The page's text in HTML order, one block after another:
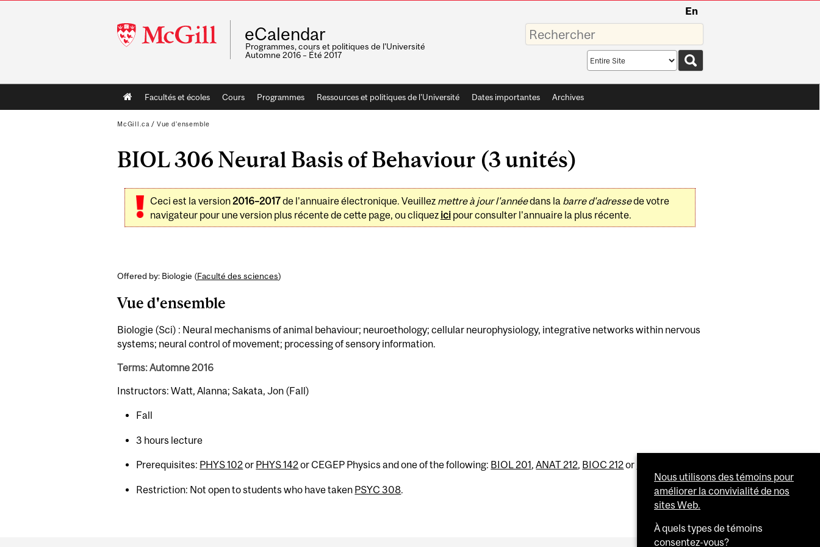
McGill
University
En
eCalendar
Programmes, cours et politiques de l'Université
Automne 2016 – Été 2017
Saisissez
vos
mots-
Search
scope
Main
navigation
Facultés et écoles Cours Programmes Ressources et politiques de l'Université Dates importantes Archives
McGill.ca / Vue d'ensemble
BIOL 306 Neural Basis of Behaviour (3 unités)
Ceci est la version2016–2017de l'annuaire électronique. Veuillez mettre à jour l'annéedans la barre d'adressede votre
navigateur pour une version plus récente de cette page, ou cliquez icipour consulter l'annuaire la plus récente.
Offered by: Biologie (Faculté des sciences)
Vue d'ensemble
Biologie (Sci) : Neural mechanisms of animal behaviour; neuroethology; cellular neurophysiology, integrative networks within nervous
systems; neural control of movement; processing of sensory information.
Terms: Automne 2016
Instructors: Watt, Alanna; Sakata, Jon (Fall)
Fall
3 hours lecture
Prerequisites: PHYS 102or PHYS 142or CEGEP Physics and one of the following: BIOL 201,ANAT 212, BIOC 212or
Restriction: Not open to students who have taken PSYC 308.
Nous utilisons des témoins pour
améliorer la convivialité de nos
sites Web.
À quels types de témoins
consentez-vous?